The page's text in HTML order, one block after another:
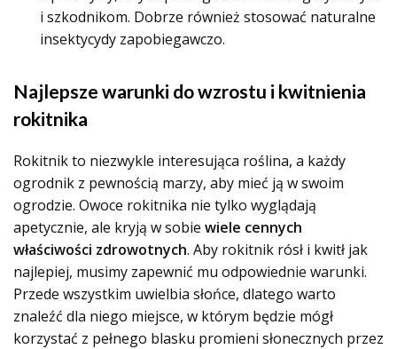
i szkodnikom. Dobrze również stosować naturalne
insektycydy zapobiegawczo.
Najlepsze warunki do wzrostu i kwitnienia
rokitnika
Rokitnik to niezwykle interesująca roślina, a każdy
ogrodnik z pewnością marzy, aby mieć ją w swoim
ogrodzie. Owoce rokitnika nie tylko wyglądają
apetycznie, ale kryją w sobie wiele cennych
właściwości zdrowotnych. Aby rokitnik rósł i kwitł jak
najlepiej, musimy zapewnić mu odpowiednie warunki.
Przede wszystkim uwielbia słońce, dlatego warto
znaleźć dla niego miejsce, w którym będzie mógł
korzystać z pełnego blasku promieni słonecznych przez